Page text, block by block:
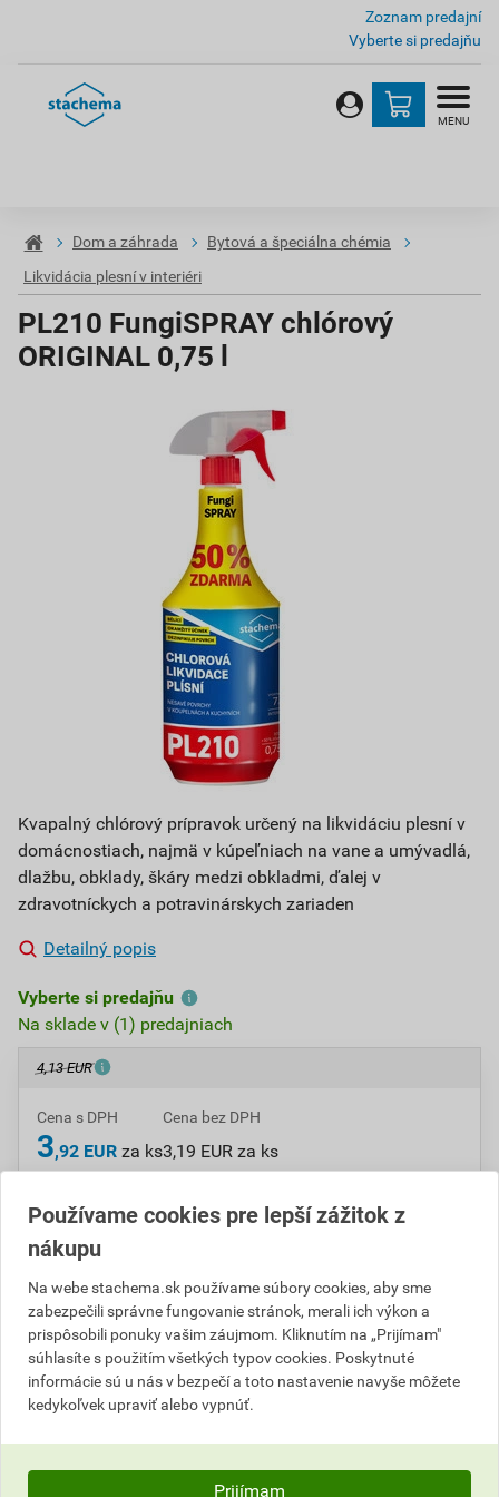
Zoznam predajní
Vyberte si predajňu
MENU
Dom a záhrada
Bytová a špeciálna chémia
Likvidácia plesní v interiéri
PL210 FungiSPRAY chlórový
ORIGINAL 0,75 l
Kvapalný chlórový prípravok určený na likvidáciu plesní v
domácnostiach, najmä v kúpeľniach na vane a umývadlá,
dlažbu, obklady, škáry medzi obkladmi, ďalej v
zdravotníckych a potravinárskych zariaden
Detailný popis
Vyberte si predajňu
Na sklade v (1) predajniach
4,13 EUR
Cena s DPH
3,92 EUR za ks
Cena bez DPH
3,19 EUR za ks
ks Do košíka
Do košíku pridáte za EUR
s DPH
(3,19EURbez DPH).
Číslo položky:A113075
Katalógový kód: 6TR59
VýrobcaStachema
Používame cookies pre lepší zážitok z
nákupu
Na webe stachema.sk používame súbory cookies, aby sme
zabezpečili správne fungovanie stránok, merali ich výkon a
prispôsobili ponuky vašim záujmom. Kliknutím na „Prijímam"
súhlasíte s použitím všetkých typov cookies. Poskytnuté
informácie sú u nás v bezpečí a toto nastavenie navyše môžete
kedykoľvek upraviť alebo vypnúť.
Prijímam